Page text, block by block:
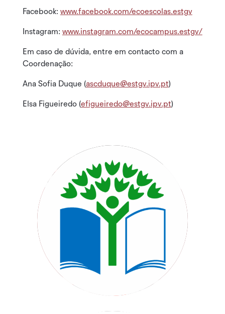
Facebook: www.facebook.com/ecoescolas.estgv
Instagram: www.instagram.com/ecocampus.estgv/
Em caso de dúvida, entre em contacto com a
Coordenação:
Ana Sofia Duque (ascduque@estgv.ipv.pt)
Elsa Figueiredo (efigueiredo@estgv.ipv.pt)